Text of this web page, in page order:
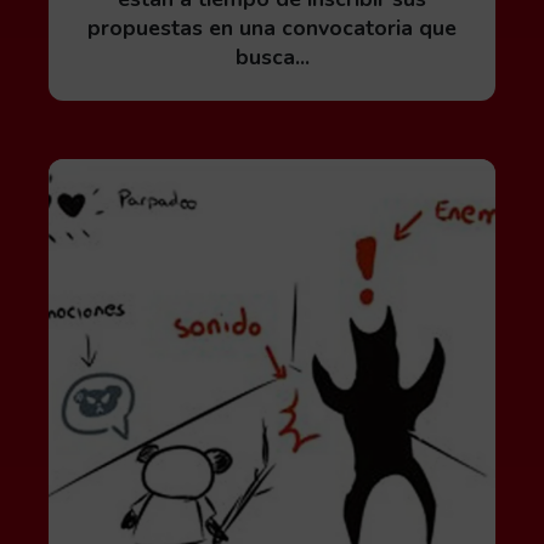
propuestas en una convocatoria que
busca...
Leer más acerca de Videojuegos accesibles: